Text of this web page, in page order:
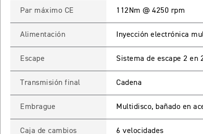
Par máximo CE 112Nm @ 4250 rpm
Alimentación Inyección electrónica
Escape Sistema de escape 2 en
Transmisión final Cadena
Embrague Multidisco, bañado en
Caja de cambios 6 velocidades